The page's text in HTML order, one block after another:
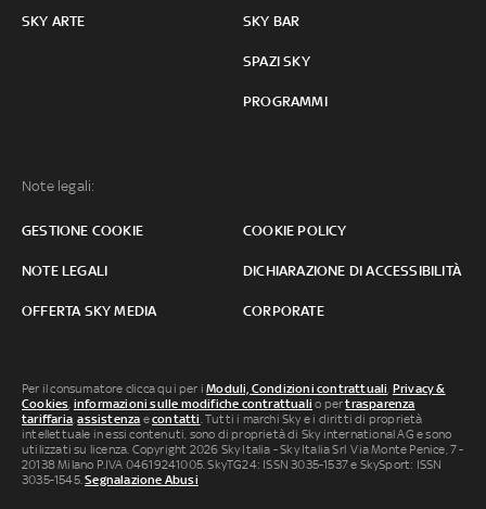
SKY ARTE SKY BAR
SPAZI SKY
PROGRAMMI
Note legali:
GESTIONE COOKIE COOKIE POLICY
NOTE LEGALI DICHIARAZIONE DI ACCESSIBILITÀ
OFFERTA SKY MEDIA CORPORATE
Per il consumatore clicca qui per iModuli, Condizioni contrattuali, Privacy &
Cookies, informazioni sulle modifiche contrattuali o pertrasparenza
tariffaria,assistenza econtatti. Tutti i marchi Sky e i diritti di proprietà
intellettuale in essi contenuti, sono di proprietà di Sky international AG e sono
utilizzati su licenza. Copyright 2026 Sky Italia - Sky Italia Srl Via Monte Penice, 7 -
20138 Milano P.IVA 04619241005. SkyTG24: ISSN 3035-1537 e SkySport: ISSN
3035-1545.Segnalazione Abusi